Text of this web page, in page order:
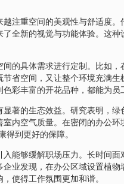
注重空间的美观性与舒适度
全新的视觉与功能体验。这
的具体需求进行定制。比如
省空间，又让整个环境充满
彩丰富的开花品种，都能为员
显著的生态效益。研究表明，
内空气质量。在密闭的办公
得到更好的保障。
入能够缓解职场压力。长时间
业发现，在办公区域设置植
使得工作氛围更加和谐。